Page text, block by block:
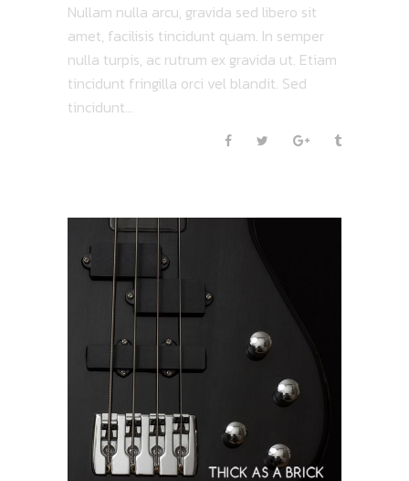
Nullam nulla arcu, gravida sed libero sit
amet, facilisis tincidunt quam. In semper
nulla turpis, ac rutrum ex gravida ut. Etiam
tincidunt fringilla orci vel blandit. Sed
tincidunt...